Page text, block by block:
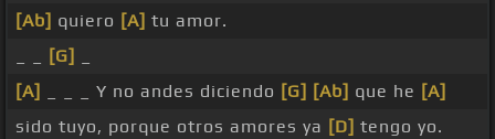
[Ab] quiero [A] tu amor.
[G]
[A]
_ _ _ Y no andes diciendo [G] [Ab] que he [A]
sido tuyo, porque otros amores ya [D] tengo yo.